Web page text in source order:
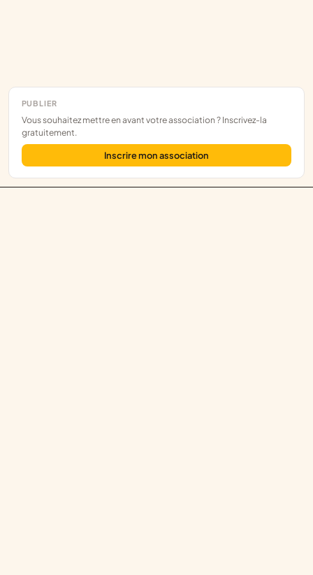
PUBLIER
Vous souhaitez mettre en avant votre association ? Inscrivez-la
gratuitement.
Inscrire mon association